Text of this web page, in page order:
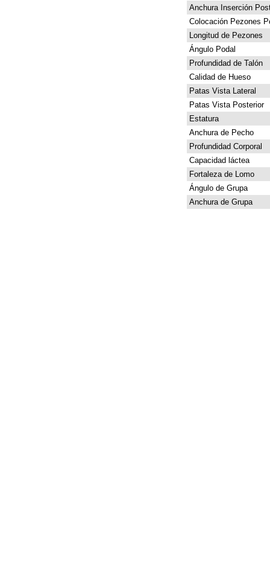
Anchura Inserción
Colocación Pezones
Longitud de Pezones
Ángulo Podal
Profundidad de Talón
Calidad de Hueso
Patas Vista Lateral
Patas Vista Posterior
Estatura
Anchura de Pecho
Profundidad Corporal
Capacidad láctea
Fortaleza de Lomo
Ángulo de Grupa
Anchura de Grupa